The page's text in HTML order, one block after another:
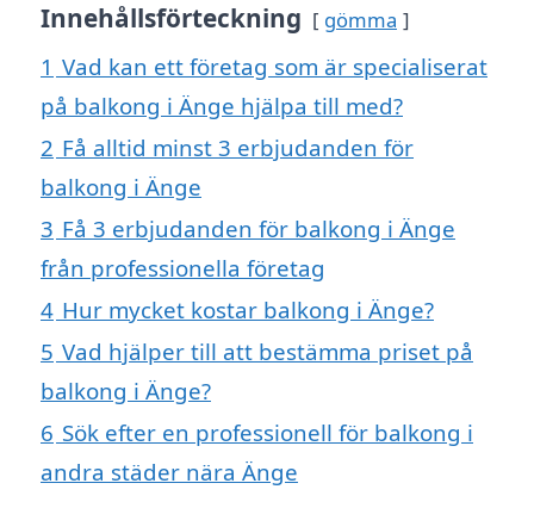
Innehållsförteckning gömma
1 Vad kan ett företag som är specialiserat
på balkong i Änge hjälpa till med?
2 Få alltid minst 3 erbjudanden för
balkong i Änge
3 Få 3 erbjudanden för balkong i Änge
från professionella företag
4 Hur mycket kostar balkong i Änge?
5 Vad hjälper till att bestämma priset på
balkong i Änge?
6 Sök efter en professionell för balkong i
andra städer nära Änge